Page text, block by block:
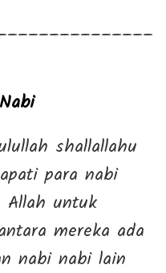
shallallahu
para nabi
Allah untuk
mereka ada
nabi nabi lain